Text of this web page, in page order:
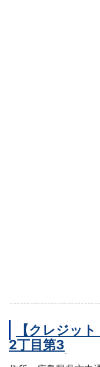
【クレジッ
2丁目第3